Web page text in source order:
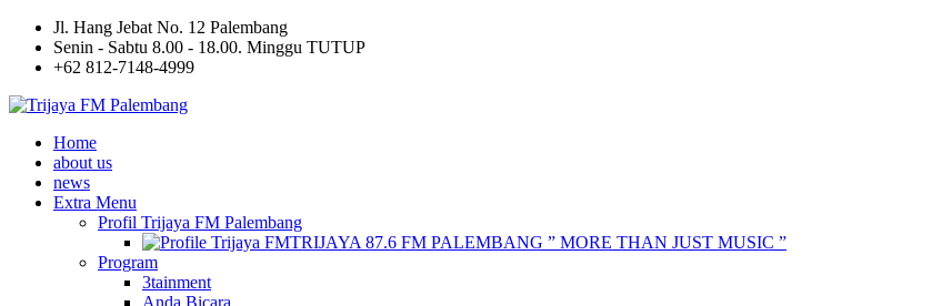
Jl. Hang Jebat No. 12 Palembang
Senin - Sabtu 8.00 - 18.00. Minggu TUTUP
+62 812-7148-4999
Home
about us
news
Extra Menu
Profil Trijaya FM Palembang
TRIJAYA 87.6 FM PALEMBANG ” MORE THAN JUST MUSIC ”
Program
3tainment
Anda Bicara